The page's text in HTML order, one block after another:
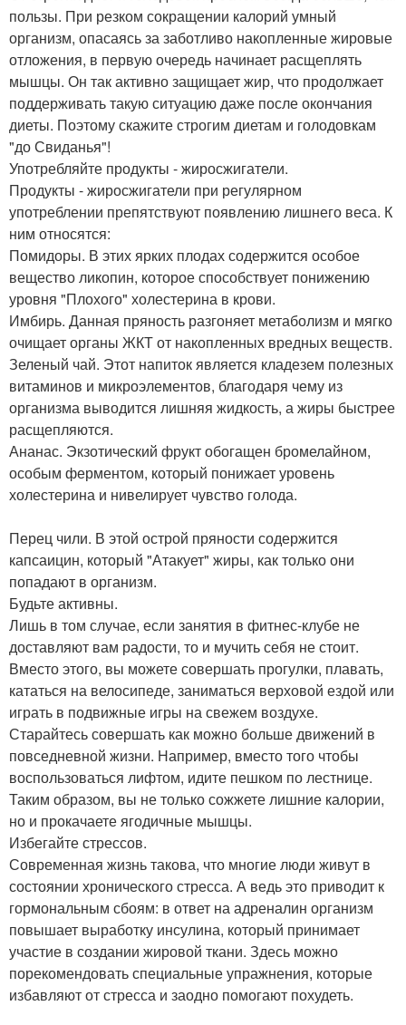
пользы. При резком сокращении калорий умный
организм, опасаясь за заботливо накопленные жировые
отложения, в первую очередь начинает расщеплять
мышцы. Он так активно защищает жир, что продолжает
поддерживать такую ситуацию даже после окончания
диеты. Поэтому скажите строгим диетам и голодовкам
"до Свиданья"!
Употребляйте продукты - жиросжигатели.
Продукты - жиросжигатели при регулярном
употреблении препятствуют появлению лишнего веса. К
ним относятся:
Помидоры. В этих ярких плодах содержится особое
вещество ликопин, которое способствует понижению
уровня "Плохого" холестерина в крови.
Имбирь. Данная пряность разгоняет метаболизм и мягко
очищает органы ЖКТ от накопленных вредных веществ.
Зеленый чай. Этот напиток является кладезем полезных
витаминов и микроэлементов, благодаря чему из
организма выводится лишняя жидкость, а жиры быстрее
расщепляются.
Ананас. Экзотический фрукт обогащен бромелайном,
особым ферментом, который понижает уровень
холестерина и нивелирует чувство голода.
Перец чили. В этой острой пряности содержится
капсаицин, который "Атакует" жиры, как только они
попадают в организм.
Будьте активны.
Лишь в том случае, если занятия в фитнес-клубе не
доставляют вам радости, то и мучить себя не стоит.
Вместо этого, вы можете совершать прогулки, плавать,
кататься на велосипеде, заниматься верховой ездой или
играть в подвижные игры на свежем воздухе.
Старайтесь совершать как можно больше движений в
повседневной жизни. Например, вместо того чтобы
воспользоваться лифтом, идите пешком по лестнице.
Таким образом, вы не только сожжете лишние калории,
но и прокачаете ягодичные мышцы.
Избегайте стрессов.
Современная жизнь такова, что многие люди живут в
состоянии хронического стресса. А ведь это приводит к
гормональным сбоям: в ответ на адреналин организм
повышает выработку инсулина, который принимает
участие в создании жировой ткани. Здесь можно
порекомендовать специальные упражнения, которые
избавляют от стресса и заодно помогают похудеть.